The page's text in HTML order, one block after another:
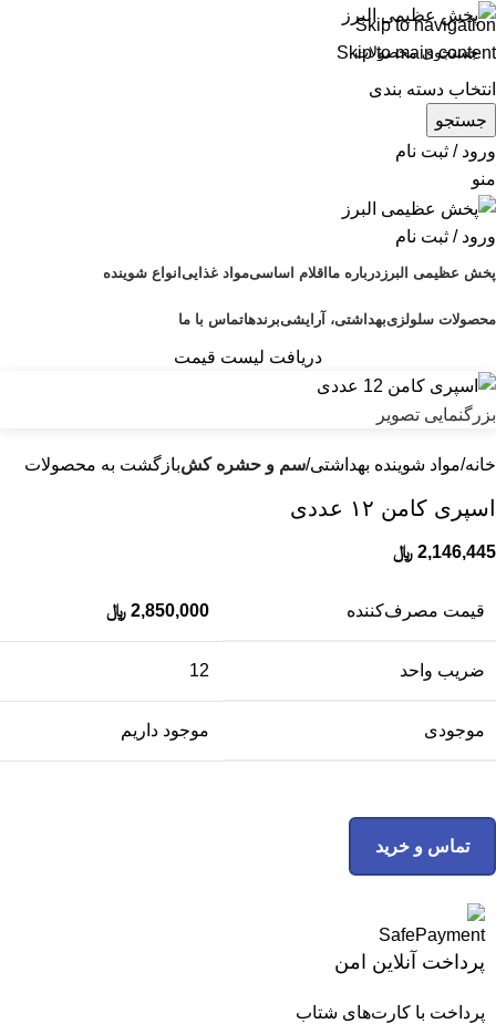
Skip to navigation
Skip to main content
انتخاب دسته بندی
جستجو
ورود / ثبت نام
منو
ورود / ثبت نام
پخش عظیمی البرز درباره مااقلام اساسیمواد غذاییانواع شوینده
محصولات سلولزیبهداشتی، آرایشیبرندهاتماس با ما
دریافت لیست قیمت
بزرگنمایی تصویر
خانه مواد شوینده بهداشتی سم و حشره کشبازگشت به محصولات
اسپری کامن ۱۲ عددی
2,146,445 ﷼
قیمت مصرف‌کننده 2,850,000 ﷼
ضریب واحد 12
موجودی موجود داریم
تماس و خرید
پرداخت آنلاین امن
پرداخت با کارت‌های شتاب